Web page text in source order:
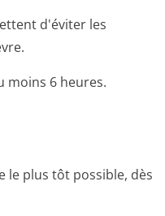
d'éviter les
moins 6 heures.
le plus tôt possible, dès